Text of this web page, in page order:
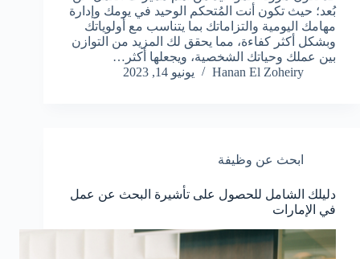
بُعد؛ حيث تكون أنت المُتحكم الوحيد في يومك وإدارة
مهامك اليومية والتزاماتك بما يتناسب مع أولوياتك
وبشكل أكثر كفاءة، مما يحقق لك المزيد من التوازن
بين عملك وحياتك الشخصية، ويجعلها أكثر…
Hanan El Zoheiry
يونيو 14, 2023
ابحث عن وظيفة
دليلك الشامل للحصول على تأشيرة البحث عن عمل
في الإمارات